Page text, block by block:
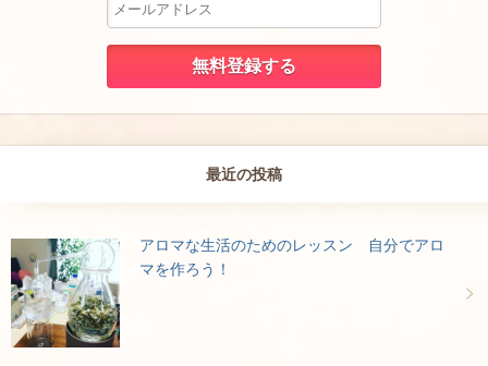
最近の投稿
アロマな生活のためのレッスン 自分でアロ
マを作ろう！